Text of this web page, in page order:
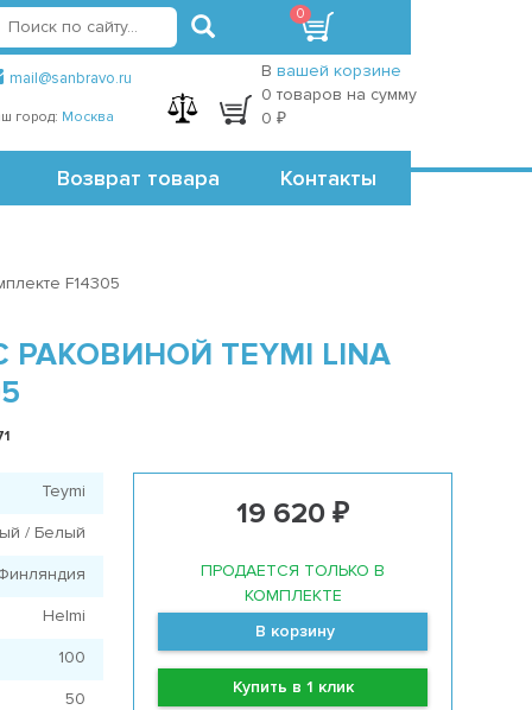
Точки самовывоза
mail@sanbravo.ru
город: Москва
регистрация
В вашей корзине
0 товаров на сумму
0 ₽
Возврат товара Контакты
0
F14305
TEYMI LINA
19 620 ₽
ПРОДАЕТСЯ ТОЛЬКО В
КОМПЛЕКТЕ
В корзину
Купить в 1 клик
Teymi
/ Белый
Helmi
100
50